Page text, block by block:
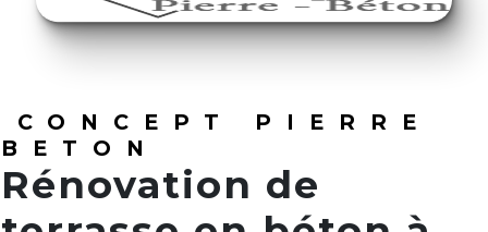
CONCEPT PIERRE
BETON
Rénovation de